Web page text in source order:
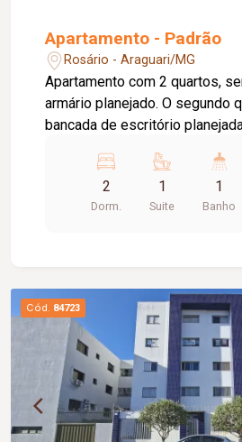
Apartamento - Padrão
Rosário - Araguari/MG
Apartamento com 2 quartos,
armário planejado. O segundo
bancada de escritório planejada. Sala de
para televisão. Cozinha com
integrada à área de serviço. O imóvel conta ainda
com ar-condicionado e 1 vaga
2
Dorm.
1
Suite
1
Banho
Cód. 84723